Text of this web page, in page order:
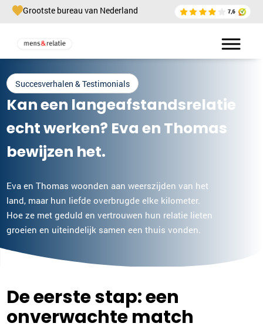
Grootste bureau van Nederland
Succesverhalen & Testimonials
Kan een langeafstandsrelatie
echt werken? Eva en Thomas
bewijzen het.
Eva en Thomas woonden aan weerszijden van het
land, maar hun liefde overbrugde elke kilometer.
Hoe ze met geduld en vertrouwen hun relatie lieten
groeien en uiteindelijk samen een thuis vonden.
De eerste stap: een
onverwachte match